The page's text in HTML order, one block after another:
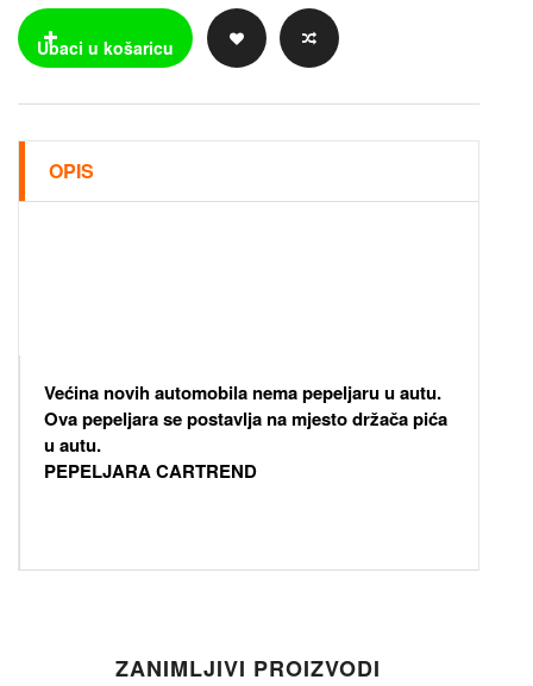
OPIS
Većina novih automobila nema pepeljaru u autu.
Ova pepeljara se postavlja na mjesto držača pića
u autu.
PEPELJARA CARTREND
ZANIMLJIVI PROIZVODI